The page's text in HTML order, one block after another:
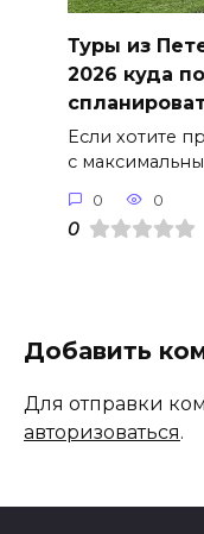
Туры из
2026 куда
Если хотите
с
0 0
0
Добавить
Для отправки
авторизоваться.